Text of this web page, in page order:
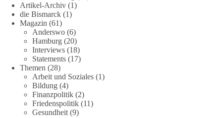
Artikel-Archiv (1)
die Bismarck (1)
Magazin (61)
Anderswo (6)
Hamburg (20)
Interviews (18)
Statements (17)
Themen (28)
Arbeit und Soziales (1)
Bildung (4)
Finanzpolitik (2)
Friedenspolitik (11)
Gesundheit (9)